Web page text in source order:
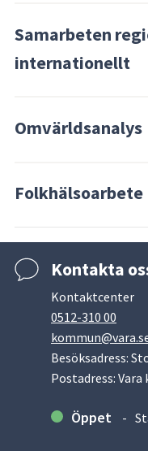
Samarbeten
internationellt
Omvärldsanalys
Folkhälsoarbete
Kontakta
Kontaktcenter
0512-310 00
Besöksadress:
Postadress: Vara
Öppet